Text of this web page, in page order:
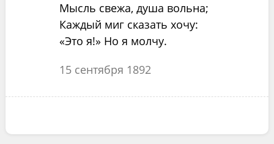
Мысль свежа, душа вольна;
Каждый миг сказать хочу:
«Это я!» Но я молчу.
15 сентября 1892